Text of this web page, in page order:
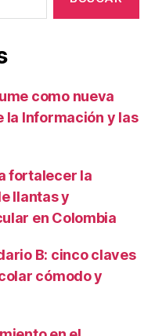
como nueva
la Información y las
fortalecer la
llantas y
en Colombia
B: cinco claves
cómodo y